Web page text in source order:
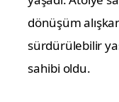
dönüşüm
sürdürülebilir
sahibi oldu.